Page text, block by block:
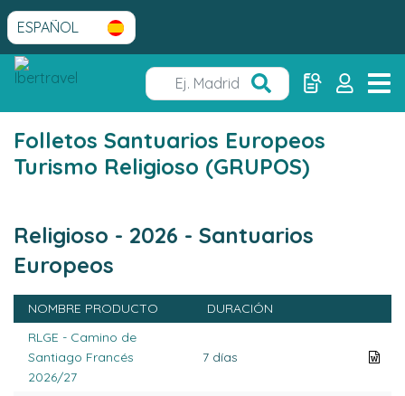
Folletos Santuarios Europeos
Turismo Religioso (GRUPOS)
Religioso - 2026 - Santuarios
Europeos
NOMBRE PRODUCTO
DURACIÓN
RLGE - Camino de
Santiago Francés
2026/27
7 días